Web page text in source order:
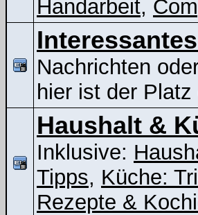
Handarbeit,
Nachrichten
hier ist der Platz
Haushalt &
Inklusive:
Tipps, Küche:
Rezepte &